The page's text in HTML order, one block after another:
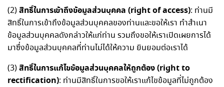
(2)สิทธิ์ในการเข้าถึงข้อมูลส่วนบุคคล (right of access): ท่านมี
สิทธิ์ในการเข้าถึงข้อมูลส่วนบุคคลของท่านและขอให้เรา ทำสำเนา
ข้อมูลส่วนบุคคลดังกล่าวให้แก่ท่าน รวมถึงขอให้เราเปิดเผยการได้
มาซึ่งข้อมูลส่วนบุคคลที่ท่านไม่ได้ให้ความ ยินยอมต่อเราได้
(3)สิทธิ์ในการแก้ไขข้อมูลส่วนบุคคลให้ถูกต้อง (right to
rectification): ท่านมีสิทธิ์ในการขอให้เราแก้ไขข้อมูลที่ไม่ถูกต้อง